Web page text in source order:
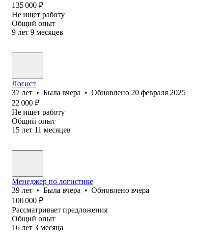
135 000 ₽
Не ищет работу
Общий опыт
9 лет 9 месяцев
Логист
37 лет • Была вчера • Обновлено 20 февраля 2025
22 000 ₽
Не ищет работу
Общий опыт
15 лет 11 месяцев
Менеджер по логистике
39 лет • Была вчера • Обновлено вчера
100 000 ₽
Рассматривает предложения
Общий опыт
16 лет 3 месяца